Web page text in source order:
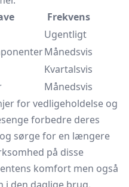
Frekvens
Ugentligt
Månedsvis
Kvartalsvis
Månedsvis
for vedligeholdelse og
forbedre deres
sørge for en længere
på disse
komfort men også